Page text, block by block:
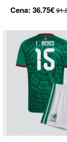
Rokav (+ hlače)
Cena: 36.75€